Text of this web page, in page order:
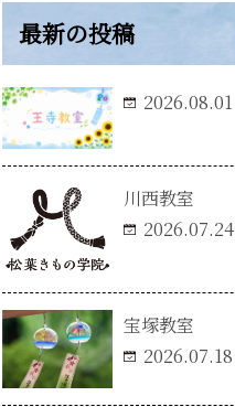
最新の投稿
2026.08.01
川西教室
2026.07.24
宝塚教室
2026.07.18